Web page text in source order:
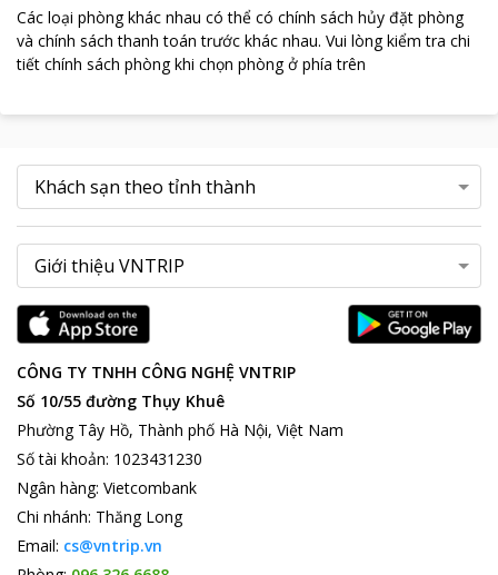
Các loại phòng khác nhau có thể có chính sách hủy đặt phòng
và chính sách thanh toán trước khác nhau. Vui lòng kiểm tra chi
tiết chính sách phòng khi chọn phòng ở phía trên
CÔNG TY TNHH CÔNG NGHỆ VNTRIP
Số 10/55 đường Thụy Khuê
Phường Tây Hồ, Thành phố Hà Nội, Việt Nam
Số tài khoản: 1023431230
Ngân hàng: Vietcombank
Chi nhánh: Thăng Long
Email: cs@vntrip.vn